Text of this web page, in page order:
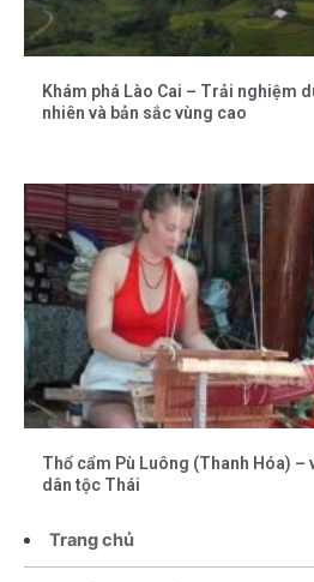
Trang chủ
Khám phá Lào Cai – Trải nghiệm
nhiên và bản sắc vùng cao
Thổ cẩm Pù Luông (Thanh Hóa) –
dân tộc Thái